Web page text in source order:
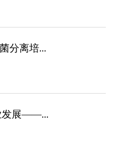
分离培...
发展——...